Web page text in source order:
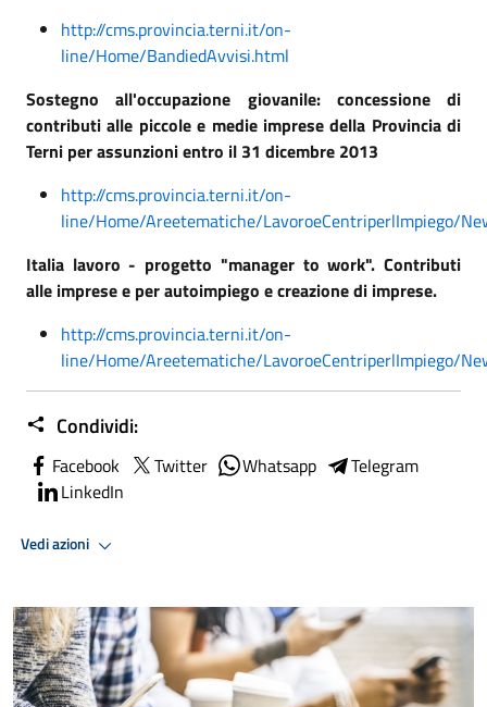
http://cms.provincia.terni.it/on-
line/Home/BandiedAvvisi.html
Sostegno all'occupazione giovanile: concessione di
contributi alle piccole e medie imprese della Provincia di
Terni per assunzioni entro il 31 dicembre 2013
http://cms.provincia.terni.it/on-
line/Home/Areetematiche/LavoroeCentriperlImpiego/
Italia lavoro - progetto "manager to work". Contributi
alle imprese e per autoimpiego e creazione di imprese.
http://cms.provincia.terni.it/on-
line/Home/Areetematiche/LavoroeCentriperlImpiego/
Condividi:
Facebook Twitter Whatsapp
Telegram
LinkedIn
Vedi azioni